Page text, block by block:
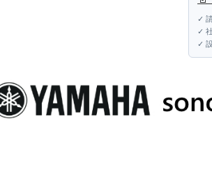
✓
✓
✓